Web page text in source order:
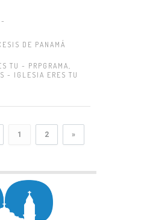
DE PANAMÁ
TU - PRPGRAMA,
- IGLESIA ERES TU
1 2 »